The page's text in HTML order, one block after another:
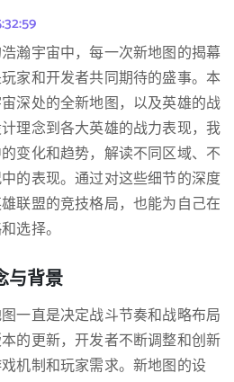
瀚宇宙中，每一次新地图的揭幕
家和开发者共同期待的盛事。本
深处的全新地图，以及英雄的战
理念到各大英雄的战力表现，我
变化和趋势，解读不同区域、不
的表现。通过对这些细节的深度
联盟的竞技格局，也能为自己在
选择。
与背景
一直是决定战斗节奏和战略布局
的更新，开发者不断调整和创新
机制和玩家需求。新地图的设